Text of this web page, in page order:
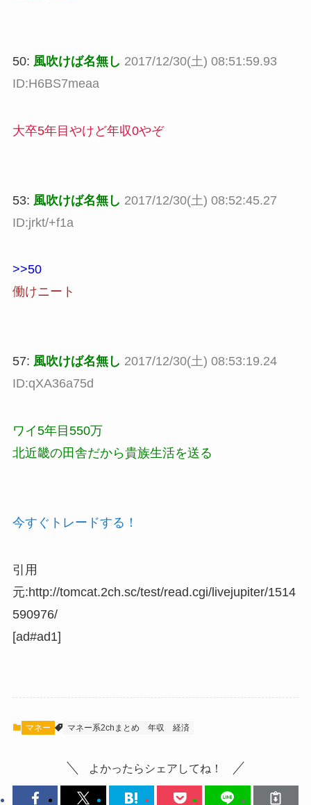
50: 風吹けば名無し 2017/12/30(土) 08:51:59.93
ID:H6BS7meaa
大卒5年目やけど年収0やぞ
53: 風吹けば名無し 2017/12/30(土) 08:52:45.27
ID:jrkt/+f1a
>>50
働けニート
57: 風吹けば名無し 2017/12/30(土) 08:53:19.24
ID:qXA36a75d
ワイ5年目550万
北近畿の田舎だから貴族生活を送る
今すぐトレードする！
引用
元:http://tomcat.2ch.sc/test/read.cgi/livejupiter/1514
590976/
[ad#ad1]
マネー マネー系2chまとめ 年収 経済
よかったらシェアしてね！